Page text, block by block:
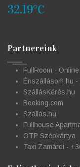
32.19°C
Partnereink
FullRoom -
Énszállásom.hu
SzállásKérés.hu
Booking.com
Szállás.hu
Fullhouse
OTP Szépkártya
Taxi Zamárdi -